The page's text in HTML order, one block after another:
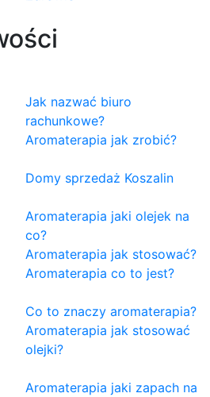
Jak nazwać biuro
rachunkowe?
Aromaterapia jak zrobić?
Domy sprzedaż Koszalin
Aromaterapia jaki olejek na
co?
Aromaterapia jak stosować?
Aromaterapia co to jest?
Co to znaczy aromaterapia?
Aromaterapia jak stosować
olejki?
Aromaterapia jaki zapach na